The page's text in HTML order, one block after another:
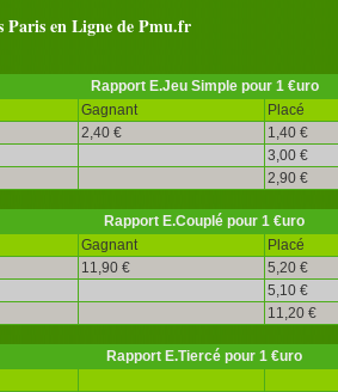
Paris en Ligne de Pmu.fr
Rapport E.Jeu Simple pour 1 €uro
Gagnant
Placé
2,40 €
1,40 €
3,00 €
2,90 €
Rapport E.Couplé pour 1 €uro
Gagnant
Placé
11,90 €
5,20 €
5,10 €
11,20 €
Rapport E.Tiercé pour 1 €uro